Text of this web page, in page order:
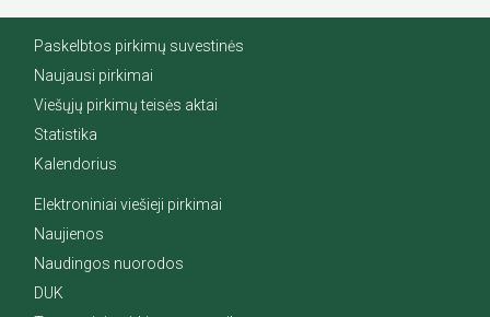
Paskelbtos pirkimų suvestinės
Naujausi pirkimai
Viešųjų pirkimų teisės aktai
Statistika
Kalendorius
Elektroniniai viešieji pirkimai
Naujienos
Naudingos nuorodos
DUK